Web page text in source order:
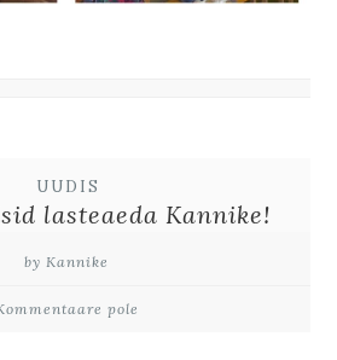
UUDIS
lasteaeda Kannike!
by Kannike
pole